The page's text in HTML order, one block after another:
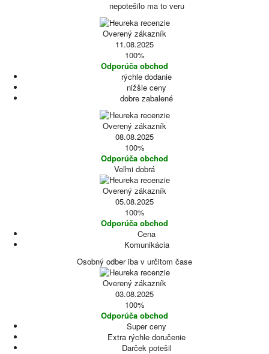
nepotešilo ma to veru
Overený zákazník
11.08.2025
100%
Odporúča obchod
rýchle dodanie
nižšie ceny
dobre zabalené
Overený zákazník
08.08.2025
100%
Odporúča obchod
Veľmi dobrá
Overený zákazník
05.08.2025
100%
Odporúča obchod
Cena
Komunikácia
Osobný odber iba v určitom čase
Overený zákazník
03.08.2025
100%
Odporúča obchod
Super ceny
Extra rýchle doručenie
Darček potešil